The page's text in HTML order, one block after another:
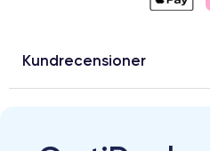
Kundrecensioner